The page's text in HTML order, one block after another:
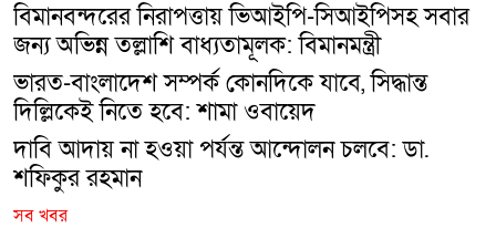
বিমানবন্দরের নিরাপত্তায় ভিআইপি-সিআইপিসহ সবার
জন্য অভিন্ন তল্লাশি বাধ্যতামূলক: বিমানমন্ত্রী
ভারত-বাংলাদেশ সম্পর্ক কোনদিকে যাবে, সিদ্ধান্ত
দিল্লিকেই নিতে হবে: শামা ওবায়েদ
দাবি আদায় না হওয়া পর্যন্ত আন্দোলন চলবে: ডা.
শফিকুর রহমান
সব খবর